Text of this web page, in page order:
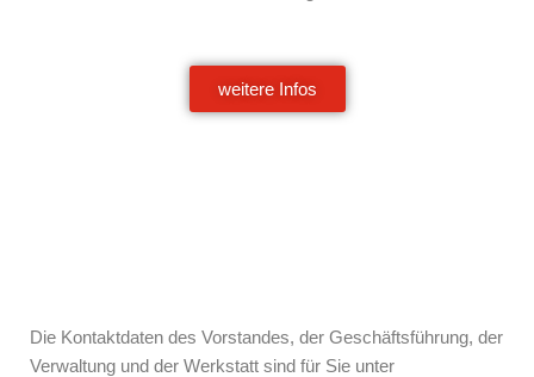
weitere Infos
Die Kontaktdaten des Vorstandes, der Geschäftsführung, der
Verwaltung und der Werkstatt sind für Sie unter